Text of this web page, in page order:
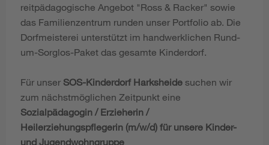
reitpädagogische Angebot "Ross & Racker" sowie
das Familienzentrum runden unser Portfolio ab. Die
Dorfmeisterei unterstützt im handwerklichen Rund-
um-Sorglos-Paket das gesamte Kinderdorf.
Für unser SOS-Kinderdorf Harksheide suchen wir
zum nächstmöglichen Zeitpunkt eine
Sozialpädagogin / Erzieherin /
Heilerziehungspflegerin (m/w/d) für unsere Kinder-
und Jugendwohngruppe